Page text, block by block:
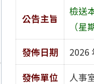
公告主旨
檢送
（
發佈日期
2026
發佈單位
人事